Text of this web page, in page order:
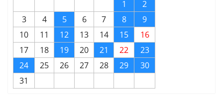
1
2
3
4 5 6 7 8
9
10
11 12 13 14 15
16
17
18 19 20 21 22
23
24
25 26 27 28 29
30
31